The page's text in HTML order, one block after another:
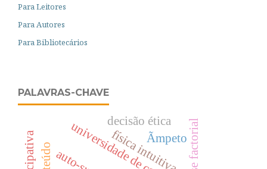
Para Leitores
Para Autores
Para Bibliotecários
PALAVRAS-CHAVE
física intuitiva
Ãmpeto
decisão ética